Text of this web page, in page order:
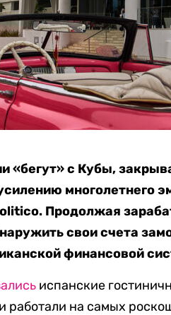
«бегут» с Кубы,
многолетнего
Продолжая
свои счета
финансовой
испанские
работали на самых